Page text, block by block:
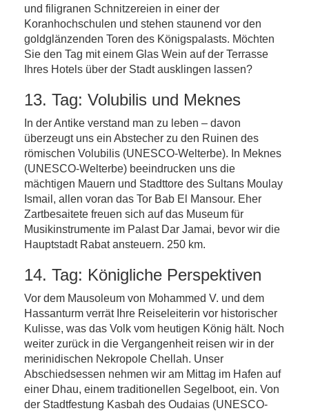
und filigranen Schnitzereien in einer der
Koranhochschulen und stehen staunend vor den
goldglänzenden Toren des Königspalasts. Möchten
Sie den Tag mit einem Glas Wein auf der Terrasse
Ihres Hotels über der Stadt ausklingen lassen?
13. Tag: Volubilis und Meknes
In der Antike verstand man zu leben – davon
überzeugt uns ein Abstecher zu den Ruinen des
römischen Volubilis (UNESCO-Welterbe). In Meknes
(UNESCO-Welterbe) beeindrucken uns die
mächtigen Mauern und Stadttore des Sultans Moulay
Ismail, allen voran das Tor Bab El Mansour. Eher
Zartbesaitete freuen sich auf das Museum für
Musikinstrumente im Palast Dar Jamai, bevor wir die
Hauptstadt Rabat ansteuern. 250 km.
14. Tag: Königliche Perspektiven
Vor dem Mausoleum von Mohammed V. und dem
Hassanturm verrät Ihre Reiseleiterin vor historischer
Kulisse, was das Volk vom heutigen König hält. Noch
weiter zurück in die Vergangenheit reisen wir in der
merinidischen Nekropole Chellah. Unser
Abschiedsessen nehmen wir am Mittag im Hafen auf
einer Dhau, einem traditionellen Segelboot, ein. Von
der Stadtfestung Kasbah des Oudaias (UNESCO-